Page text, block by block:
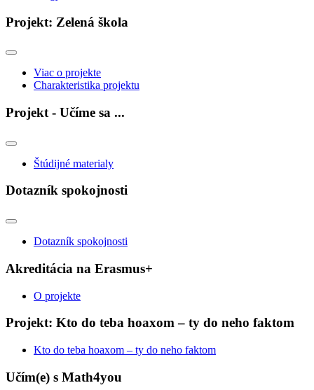
Projekt: Zelená škola
Viac o projekte
Charakteristika projektu
Projekt - Učíme sa ...
Štúdijné materialy
Dotazník spokojnosti
Dotazník spokojnosti
Akreditácia na Erasmus+
O projekte
Projekt: Kto do teba hoaxom – ty do neho faktom
Kto do teba hoaxom – ty do neho faktom
Učím(e) s Math4you